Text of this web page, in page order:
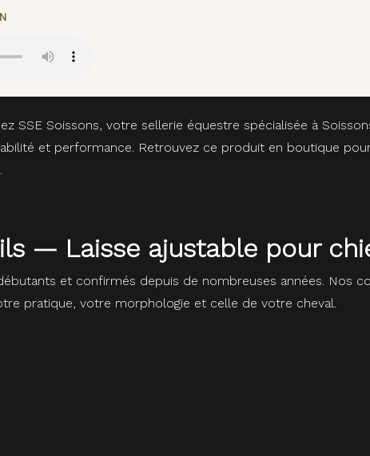
SSE Soissons, votre sellerie équestre spécialisée à
et performance. Retrouvez ce produit en boutique
— Laisse ajustable pour
et confirmés depuis de nombreuses années. Nos
pratique, votre morphologie et celle de votre cheval.